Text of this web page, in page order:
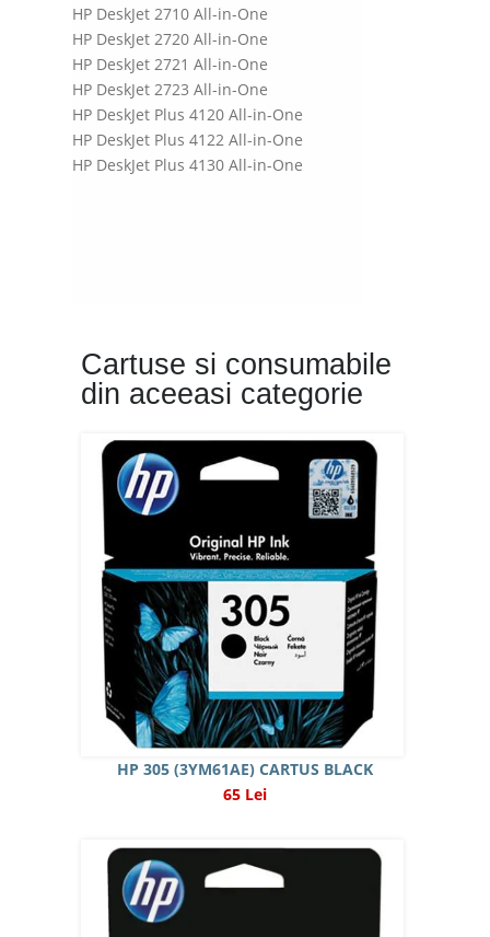
HP DeskJet 2710 All-in-One
HP DeskJet 2720 All-in-One
HP DeskJet 2721 All-in-One
HP DeskJet 2723 All-in-One
HP DeskJet Plus 4120 All-in-One
HP DeskJet Plus 4122 All-in-One
HP DeskJet Plus 4130 All-in-One
Cartuse si consumabile
din aceeasi categorie
HP 305 (3YM61AE) CARTUS BLACK
65 Lei